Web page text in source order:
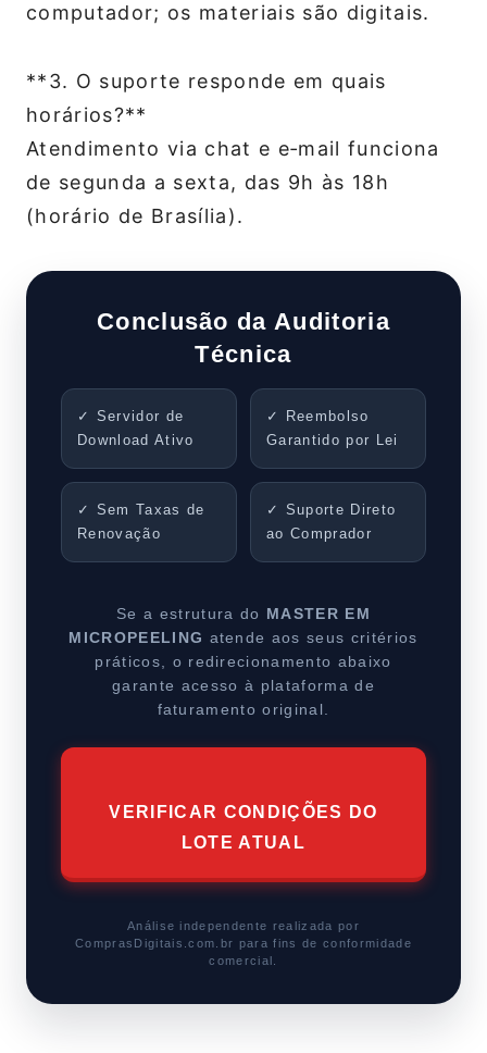
computador; os materiais são digitais.
**3. O suporte responde em quais
horários?**
Atendimento via chat e e‑mail funciona
de segunda a sexta, das 9h às 18h
(horário de Brasília).
Conclusão da Auditoria
Técnica
✓ Servidor de
Download Ativo
✓ Reembolso
Garantido por Lei
✓ Sem Taxas de
Renovação
✓ Suporte Direto
ao Comprador
Se a estrutura do MASTER EM
MICROPEELING atende aos seus critérios
práticos, o redirecionamento abaixo
garante acesso à plataforma de
faturamento original.
VERIFICAR CONDIÇÕES DO
LOTE ATUAL
Análise independente realizada por
ComprasDigitais.com.br para fins de conformidade
comercial.